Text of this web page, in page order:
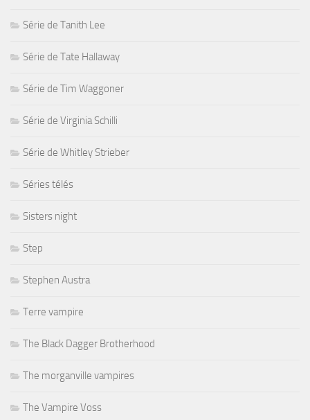
Série de Tanith Lee
Série de Tate Hallaway
Série de Tim Waggoner
Série de Virginia Schilli
Série de Whitley Strieber
Séries télés
Sisters night
Step
Stephen Austra
Terre vampire
The Black Dagger Brotherhood
The morganville vampires
The Vampire Voss